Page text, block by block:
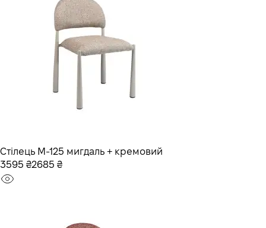
Стілець M-125 мигдаль + кремовий
3595 ₴2685 ₴